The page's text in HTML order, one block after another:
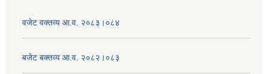
वजेट वक्तव्य आ.व. २०८३।०८४
बजेट बक्तव्य आ.व. २०८२।०८३